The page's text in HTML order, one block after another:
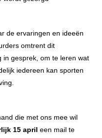
de ervaringen en ideeën
omtrent dit
in gesprek, om te leren wat
iedereen kan sporten
die met ons mee wil
15 april een mail te